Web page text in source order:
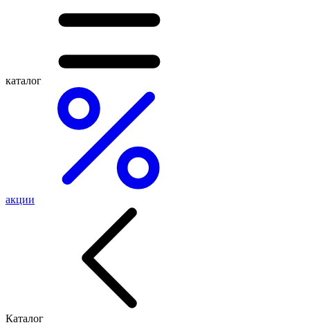
каталог
акции
Каталог